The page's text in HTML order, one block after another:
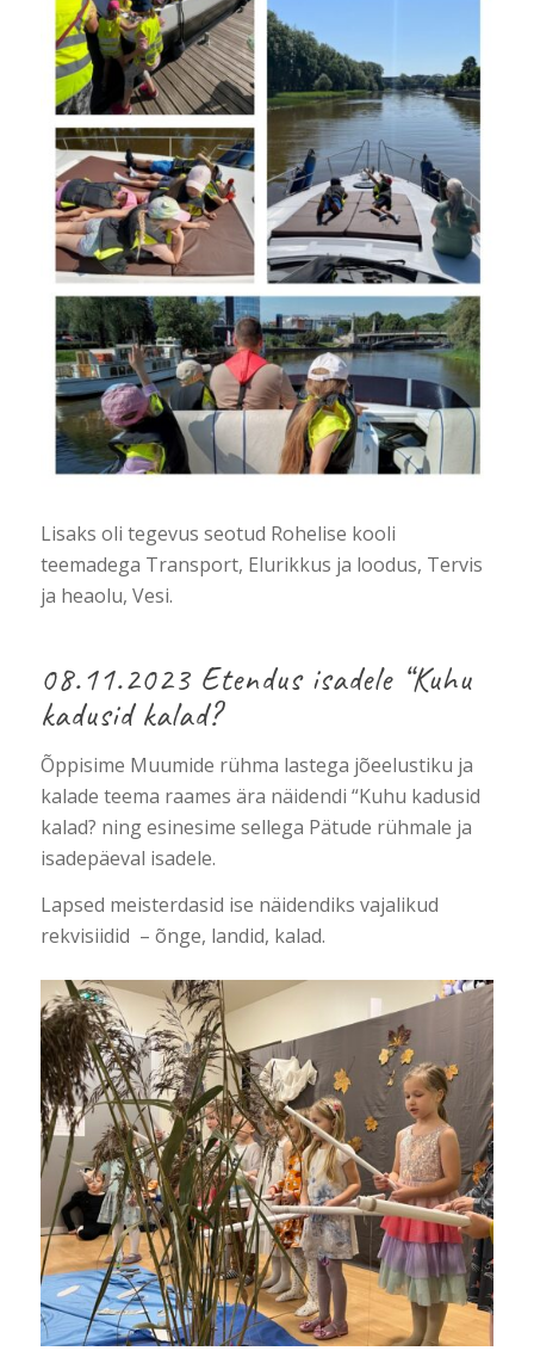
Lisaks oli tegevus seotud Rohelise kooli
teemadega Transport, Elurikkus ja loodus, Tervis
ja heaolu, Vesi.
08.11.2023 Etendus isadele “Kuhu
kadusid kalad?
Õppisime Muumide rühma lastega jõeelustiku ja
kalade teema raames ära näidendi “Kuhu kadusid
kalad? ning esinesime sellega Pätude rühmale ja
isadepäeval isadele.
Lapsed meisterdasid ise näidendiks vajalikud
rekvisiidid – õnge, landid, kalad.